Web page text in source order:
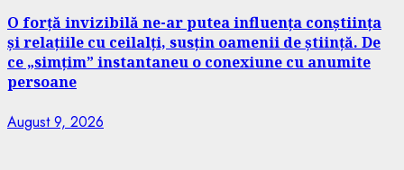
O forță invizibilă ne-ar putea influența conștiința
și relațiile cu ceilalți, susțin oamenii de știință. De
ce „simțim” instantaneu o conexiune cu anumite
persoane
August 9, 2026